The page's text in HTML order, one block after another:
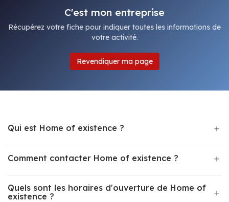
C'est mon entreprise
Récupérez votre fiche pour indiquer toutes les informations de
votre activité.
Revendiquer ma page
Qui est Home of existence ?
Comment contacter Home of existence ?
Quels sont les horaires d'ouverture de Home of
existence ?